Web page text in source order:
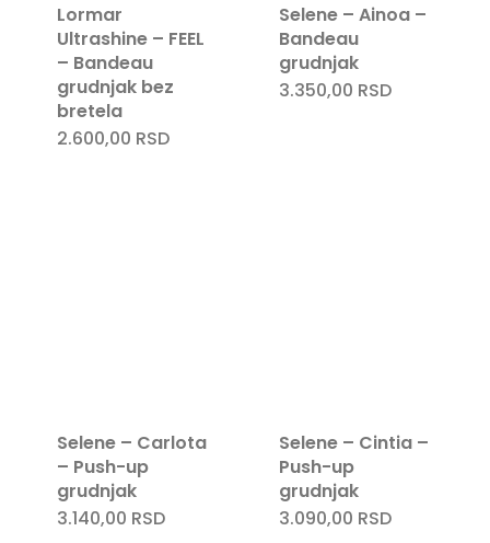
Lormar
Ultrashine – FEEL
– Bandeau
grudnjak bez
bretela
2.600,00 RSD
Selene – Ainoa –
Bandeau
grudnjak
3.350,00 RSD
Selene – Carlota
– Push-up
grudnjak
3.140,00 RSD
Selene – Cintia –
Push-up
grudnjak
3.090,00 RSD